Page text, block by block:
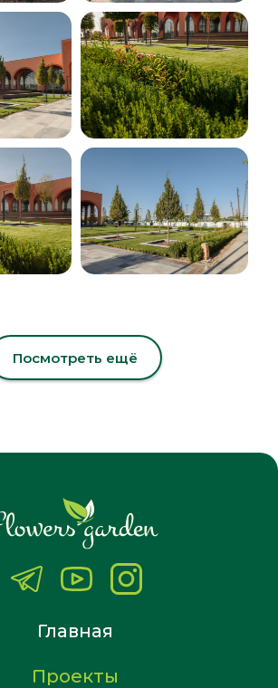
Посмотреть ещё
Главная
Проекты